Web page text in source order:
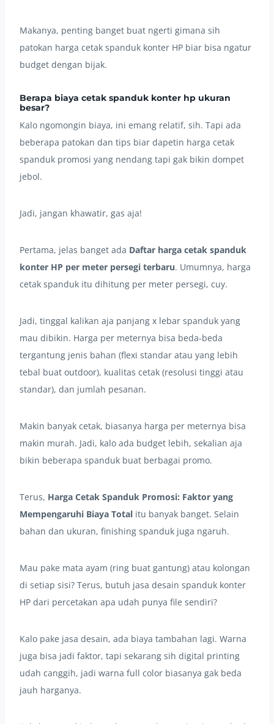
Makanya, penting banget buat ngerti gimana sih
patokan harga cetak spanduk konter HP biar bisa ngatur
budget dengan bijak.
Berapa biaya cetak spanduk konter hp ukuran
besar?
Kalo ngomongin biaya, ini emang relatif, sih. Tapi ada
beberapa patokan dan tips biar dapetin harga cetak
spanduk promosi yang nendang tapi gak bikin dompet
jebol.
Jadi, jangan khawatir, gas aja!
Pertama, jelas banget ada Daftar harga cetak spanduk
konter HP per meter persegi terbaru. Umumnya, harga
cetak spanduk itu dihitung per meter persegi, cuy.
Jadi, tinggal kalikan aja panjang x lebar spanduk yang
mau dibikin. Harga per meternya bisa beda-beda
tergantung jenis bahan (flexi standar atau yang lebih
tebal buat outdoor), kualitas cetak (resolusi tinggi atau
standar), dan jumlah pesanan.
Makin banyak cetak, biasanya harga per meternya bisa
makin murah. Jadi, kalo ada budget lebih, sekalian aja
bikin beberapa spanduk buat berbagai promo.
Terus, Harga Cetak Spanduk Promosi: Faktor yang
Mempengaruhi Biaya Total itu banyak banget. Selain
bahan dan ukuran, finishing spanduk juga ngaruh.
Mau pake mata ayam (ring buat gantung) atau kolongan
di setiap sisi? Terus, butuh jasa desain spanduk konter
HP dari percetakan apa udah punya file sendiri?
Kalo pake jasa desain, ada biaya tambahan lagi. Warna
juga bisa jadi faktor, tapi sekarang sih digital printing
udah canggih, jadi warna full color biasanya gak beda
jauh harganya.